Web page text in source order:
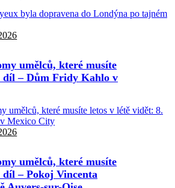
umělců, které musíte
díl – Dům Fridy Kahlo v
umělců, které musíte
díl – Pokoj Vincenta